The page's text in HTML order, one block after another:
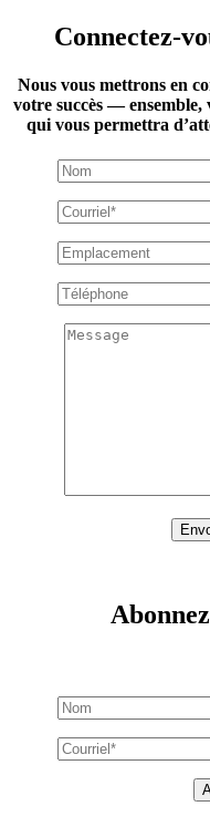
Connectez-
Nous vous mettrons en
votre succès — ensemble,
qui vous permettra